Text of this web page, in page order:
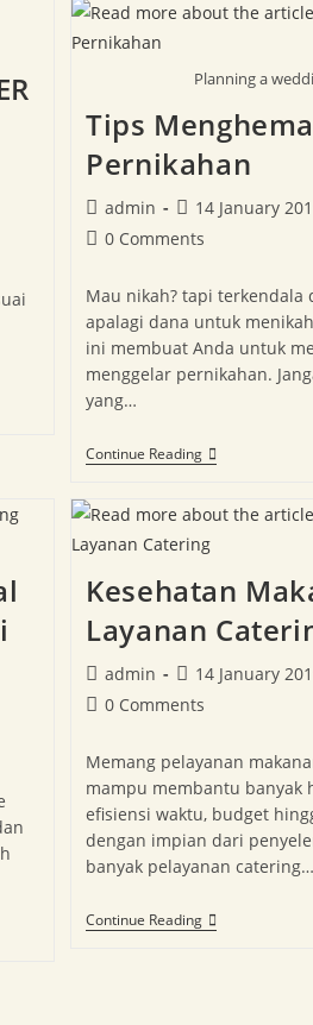
Planning a
Tips
Pernikahan
admin 14 January
0 Comments
Mau nikah? tapi terkendala
apalagi dana untuk
ini membuat Anda untuk
menggelar pernikahan.
yang…
Continue Reading
Kesehatan
Layanan
admin 14 January
0 Comments
Memang pelayanan
mampu membantu banyak
efisiensi waktu, budget
dengan impian dari
banyak pelayanan catering…
Continue Reading